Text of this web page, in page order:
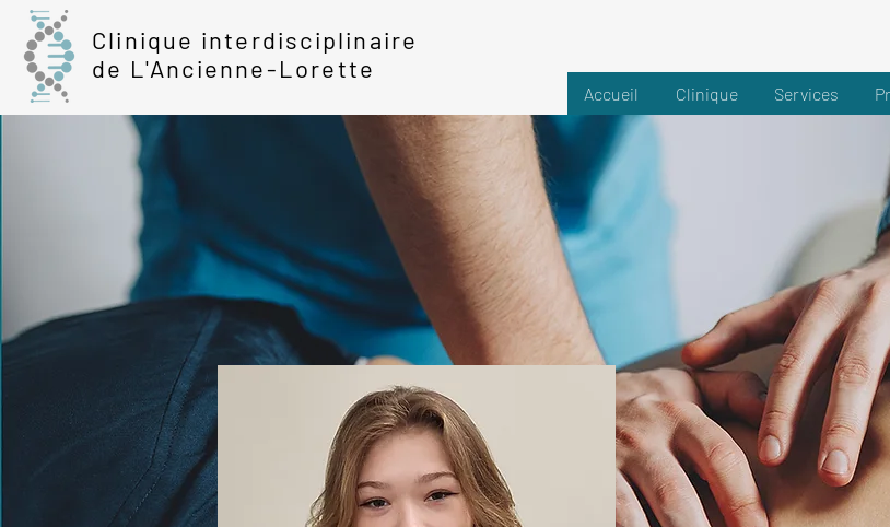
Clinique interdisciplinaire
de L'Ancienne-Lorette
Accueil Clinique Services